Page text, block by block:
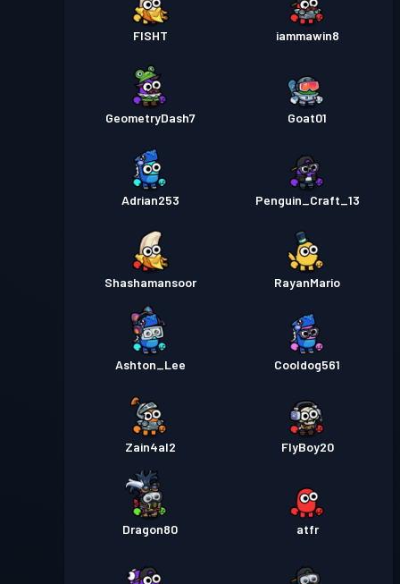
FISHT iammawin8
GeometryDash7 Goat01
Adrian253 Penguin_Craft_13
Shashamansoor RayanMario
Ashton_Lee Cooldog561
Zain4al2 FlyBoy20
Dragon80 atfr